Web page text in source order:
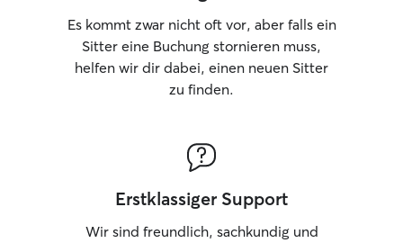
Es kommt zwar nicht oft vor, aber falls ein
Sitter eine Buchung stornieren muss,
helfen wir dir dabei, einen neuen Sitter
zu finden.
Erstklassiger Support
Wir sind freundlich, sachkundig und